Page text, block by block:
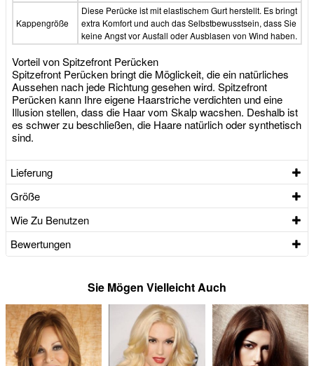
Kappengröße
Diese Perücke ist mit elastischem Gurt herstellt. Es bringt
extra Komfort und auch das Selbstbewusstsein, dass Sie
keine Angst vor Ausfall oder Ausblasen von Wind haben.
Vorteil von Spitzefront Perücken
Spitzefront Perücken bringt die Möglickeit, die ein natürliches
Aussehen nach jede Richtung gesehen wird. Spitzefront
Perücken kann Ihre eigene Haarstriche verdichten und eine
Illusion stellen, dass die Haar vom Skalp wacshen. Deshalb ist
es schwer zu beschließen, die Haare natürlich oder synthetisch
sind.
Lieferung
Größe
Wie Zu Benutzen
Bewertungen
Sie Mögen Vielleicht Auch